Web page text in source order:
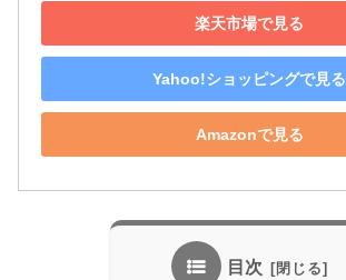
楽天市場で見る
Yahoo!ショッピングで見る
Amazonで見る
目次